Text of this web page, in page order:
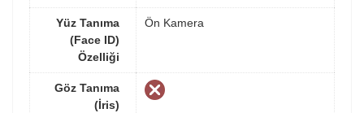
Yüz Tanıma
(Face ID)
Özelliği
Ön Kamera
Göz Tanıma
(İris)